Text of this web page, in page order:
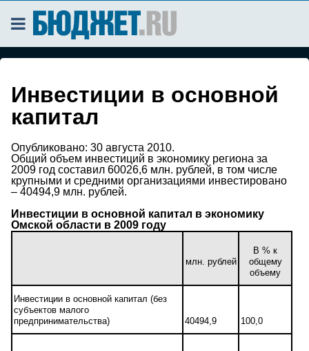
Инвестиции в основной
капитал
Опубликовано: 30 августа 2010.
Общий объем инвестиций в экономику региона за
2009 год составил 60026,6 млн. рублей, в том числе
крупными и средними организациями инвестировано
– 40494,9 млн. рублей.
Инвестиции в основной капитал в экономику
Омской области в 2009 году
млн. рублей
В % к
общему
объему
Инвестиции в основной капитал (без
субъектов малого
предпринимательства)
40494,9 100,0